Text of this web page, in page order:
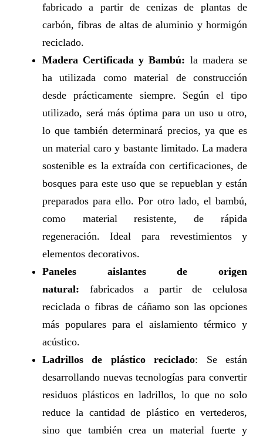
fabricado a partir de cenizas de plantas de
carbón, fibras de altas de aluminio y hormigón
reciclado.
Madera Certificada y Bambú: la madera se
ha utilizada como material de construcción
desde prácticamente siempre. Según el tipo
utilizado, será más óptima para un uso u otro,
lo que también determinará precios, ya que es
un material caro y bastante limitado. La madera
sostenible es la extraída con certificaciones, de
bosques para este uso que se repueblan y están
preparados para ello. Por otro lado, el bambú,
como material resistente, de rápida
regeneración. Ideal para revestimientos y
elementos decorativos.
Paneles aislantes de origen
natural: fabricados a partir de celulosa
reciclada o fibras de cáñamo son las opciones
más populares para el aislamiento térmico y
acústico.
Ladrillos de plástico reciclado: Se están
desarrollando nuevas tecnologías para convertir
residuos plásticos en ladrillos, lo que no solo
reduce la cantidad de plástico en vertederos,
sino que también crea un material fuerte y